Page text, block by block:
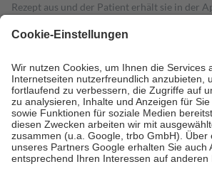
Rezept aus und der Patient erhält sie in der
Kosten dafür, der Versicherte trägt einen Teil
Grundsätzlich leisten Mitglieder Zuzahlungen
Prozent des Abgabepreises,mindestens
höchstens zehn Euro.Es sind jedoch nie
Kosten der Leistung zu entrichten.
Diese Regeln gelten grundsätzlich auch für
Bei Heilmitteln und häuslicher
Zuzahlung zehn Prozent der Kosten sowie